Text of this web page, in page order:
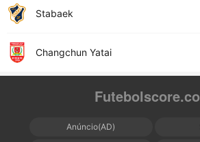
Stabaek
Changchun Yatai
Anúncio(AD)